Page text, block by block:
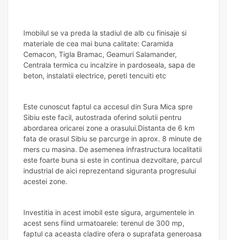
Imobilul se va preda la stadiul de alb cu finisaje si
materiale de cea mai buna calitate: Caramida
Cemacon, Tigla Bramac, Geamuri Salamander,
Centrala termica cu incalzire in pardoseala, sapa de
beton, instalatii electrice, pereti tencuiti etc
Este cunoscut faptul ca accesul din Sura Mica spre
Sibiu este facil, autostrada oferind solutii pentru
abordarea oricarei zone a orasului.Distanta de 6 km
fata de orasul Sibiu se parcurge in aprox. 8 minute de
mers cu masina. De asemenea infrastructura localitatii
este foarte buna si este in continua dezvoltare, parcul
industrial de aici reprezentand siguranta progresului
acestei zone.
Investitia in acest imobil este sigura, argumentele in
acest sens fiind urmatoarele: terenul de 300 mp,
faptul ca aceasta cladire ofera o suprafata generoasa